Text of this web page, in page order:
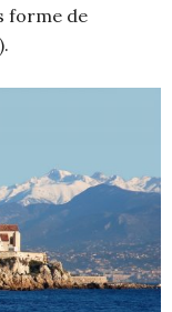
forme de